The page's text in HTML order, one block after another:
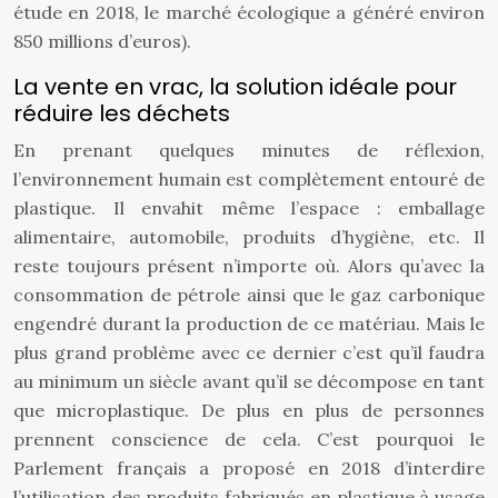
étude en 2018, le marché écologique a généré environ
850 millions d’euros).
La vente en vrac, la solution idéale pour
réduire les déchets
En prenant quelques minutes de réflexion,
l’environnement humain est complètement entouré de
plastique. Il envahit même l’espace : emballage
alimentaire, automobile, produits d’hygiène, etc. Il
reste toujours présent n’importe où. Alors qu’avec la
consommation de pétrole ainsi que le gaz carbonique
engendré durant la production de ce matériau. Mais le
plus grand problème avec ce dernier c’est qu’il faudra
au minimum un siècle avant qu’il se décompose en tant
que microplastique. De plus en plus de personnes
prennent conscience de cela. C’est pourquoi le
Parlement français a proposé en 2018 d’interdire